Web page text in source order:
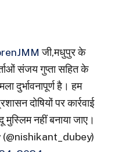
जी,मधुपुर के
संजय गुप्ता सहित के
दुर्भावनापूर्ण है। हम
दोषियों पर कार्रवाई
नहीं बनाया जाए।